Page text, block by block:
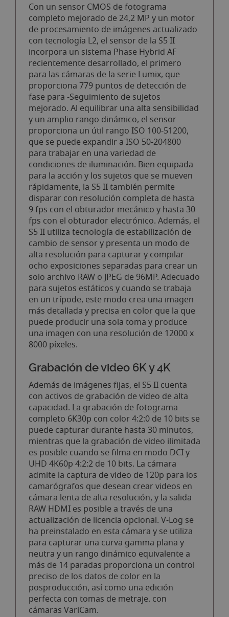
Con un sensor CMOS de fotograma
completo mejorado de 24,2 MP y un motor
de procesamiento de imágenes actualizado
con tecnología L2, el sensor de la S5 II
incorpora un sistema Phase Hybrid AF
recientemente desarrollado, el primero
para las cámaras de la serie Lumix, que
proporciona 779 puntos de detección de
fase para -Seguimiento de sujetos
mejorado. Al equilibrar una alta sensibilidad
y un amplio rango dinámico, el sensor
proporciona un útil rango ISO 100-51200,
que se puede expandir a ISO 50-204800
para trabajar en una variedad de
condiciones de iluminación. Bien equipada
para la acción y los sujetos que se mueven
rápidamente, la S5 II también permite
disparar con resolución completa de hasta
9 fps con el obturador mecánico y hasta 30
fps con el obturador electrónico. Además, el
S5 II utiliza tecnología de estabilización de
cambio de sensor y presenta un modo de
alta resolución para capturar y compilar
ocho exposiciones separadas para crear un
solo archivo RAW o JPEG de 96MP. Adecuado
para sujetos estáticos y cuando se trabaja
en un trípode, este modo crea una imagen
más detallada y precisa en color que la que
puede producir una sola toma y produce
una imagen con una resolución de 12000 x
8000 píxeles.
Grabación de video 6K y 4K
Además de imágenes fijas, el S5 II cuenta
con activos de grabación de video de alta
capacidad. La grabación de fotograma
completo 6K30p con color 4:2:0 de 10 bits se
puede capturar durante hasta 30 minutos,
mientras que la grabación de video ilimitada
es posible cuando se filma en modo DCI y
UHD 4K60p 4:2:2 de 10 bits. La cámara
admite la captura de video de 120p para los
camarógrafos que desean crear videos en
cámara lenta de alta resolución, y la salida
RAW HDMI es posible a través de una
actualización de licencia opcional. V-Log se
ha preinstalado en esta cámara y se utiliza
para capturar una curva gamma plana y
neutra y un rango dinámico equivalente a
más de 14 paradas proporciona un control
preciso de los datos de color en la
posproducción, así como una edición
perfecta con tomas de metraje. con
cámaras VariCam.